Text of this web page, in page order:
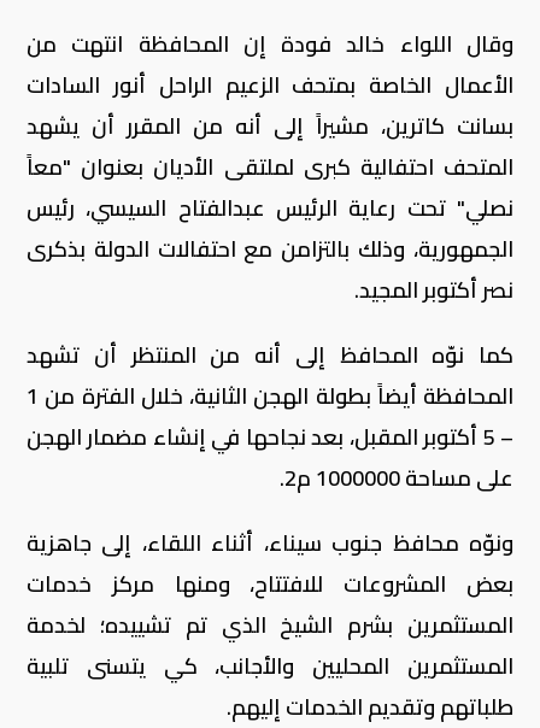
وقال اللواء خالد فودة إن المحافظة انتهت من
الأعمال الخاصة بمتحف الزعيم الراحل أنور السادات
بسانت كاترين، مشيراً إلى أنه من المقرر أن يشهد
المتحف احتفالية كبرى لملتقى الأديان بعنوان "معاً
نصلي" تحت رعاية الرئيس عبدالفتاح السيسي، رئيس
الجمهورية، وذلك بالتزامن مع احتفالات الدولة بذكرى
نصر أكتوبر المجيد.
كما نوّه المحافظ إلى أنه من المنتظر أن تشهد
المحافظة أيضاً بطولة الهجن الثانية، خلال الفترة من 1
– 5 أكتوبر المقبل، بعد نجاحها في إنشاء مضمار الهجن
على مساحة 1000000 م2.
ونوّه محافظ جنوب سيناء، أثناء اللقاء، إلى جاهزية
بعض المشروعات للافتتاح، ومنها مركز خدمات
المستثمرين بشرم الشيخ الذي تم تشييده؛ لخدمة
المستثمرين المحليين والأجانب، كي يتسنى تلبية
طلباتهم وتقديم الخدمات إليهم.